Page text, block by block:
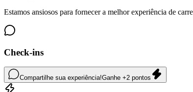
Estamos ansiosos para fornecer a melhor experiência de
Check-ins
Compartilhe sua experiência!Ganhe +2 pontos